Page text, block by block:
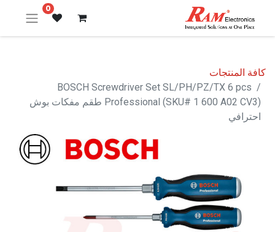
0
كافة المنتجات
BOSCH Screwdriver Set SL/PH/PZ/TX 6 pcs
Professional (SKU# 1 600 A02 CV3) طقم مفكات بوش
احترافي